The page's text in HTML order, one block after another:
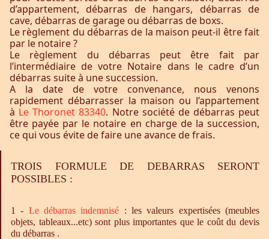
d’appartement, débarras de hangars, débarras de
cave, débarras de garage ou débarras de boxs.
Le règlement du débarras de la maison peut-il être fait
par le notaire ?
Le règlement du débarras peut être fait par
l’intermédiaire de votre Notaire dans le cadre d’un
débarras suite à une succession.
A la date de votre convenance, nous venons
rapidement débarrasser la maison ou l’appartement
à Le Thoronet 83340. Notre société de débarras peut
être payée par le notaire en charge de la succession,
ce qui vous évite de faire une avance de frais.
TROIS FORMULE DE DEBARRAS SERONT
POSSIBLES :
1 - Ledébarras indemnisé : les valeurs expertisées (meubles
objets, tableaux...etc) sont plus importantes que le coût du devis
du débarras .